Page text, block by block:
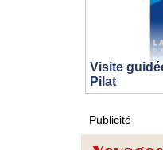
Visite
Pilat
Publicité